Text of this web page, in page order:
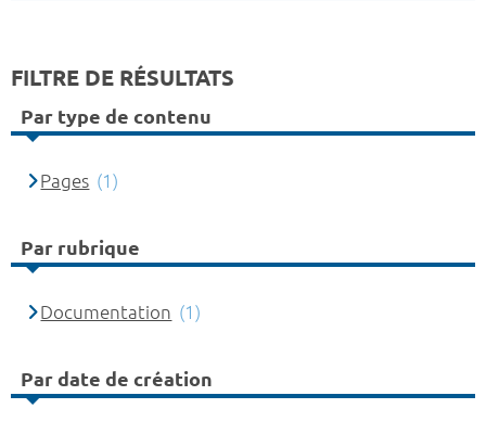
FILTRE DE RÉSULTATS
Par type de contenu
Pages (1)
Par rubrique
Documentation (1)
Par date de création